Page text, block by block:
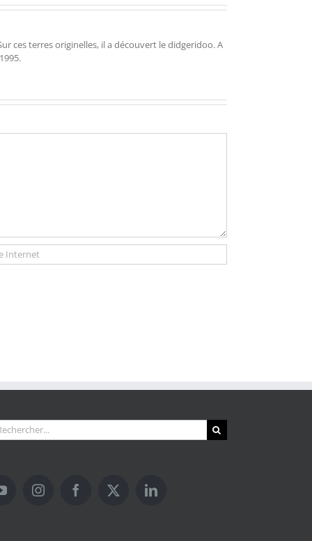
ces terres originelles, il a découvert le didgeridoo. A